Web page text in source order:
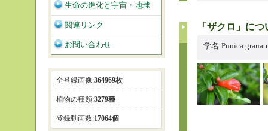
「ザクロ」につ
学名:Punica
生命の進化と宇宙・地球
関連リンク
お問い合わせ
全登録画像:364969枚
植物の種類:3279種
登録動画数:17064個